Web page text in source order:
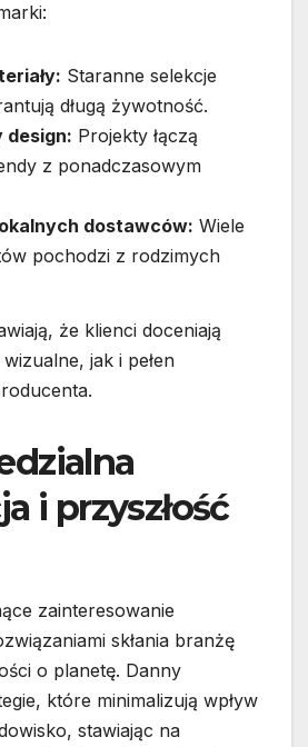
Staranne selekcje
długą żywotność.
Projekty łączą
z ponadczasowym
dostawców: Wiele
pochodzi z rodzimych
że klienci doceniają
jak i pełen
i przyszłość
zainteresowanie
skłania branżę
o planetę. Danny
które minimalizują wpływ
stawiając na